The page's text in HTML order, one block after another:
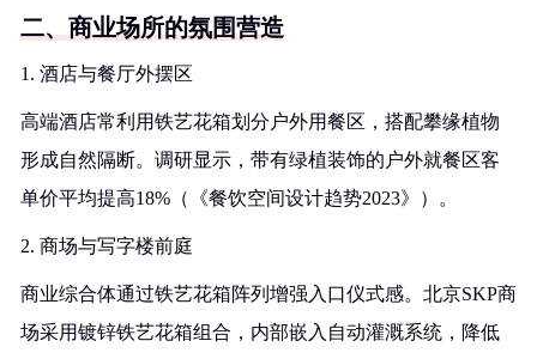
二、商业场所的氛围营造
1. 酒店与餐厅外摆区
高端酒店常利用铁艺花箱划分户外用餐区，搭配攀缘植物
形成自然隔断。调研显示，带有绿植装饰的户外就餐区客
单价平均提高18%（《餐饮空间设计趋势2023》）。
2. 商场与写字楼前庭
商业综合体通过铁艺花箱阵列增强入口仪式感。北京SKP商
场采用镀锌铁艺花箱组合，内部嵌入自动灌溉系统，降低